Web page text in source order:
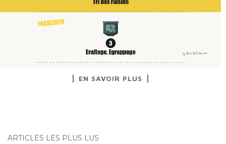
EN SAVOIR PLUS
ARTICLES LES PLUS LUS